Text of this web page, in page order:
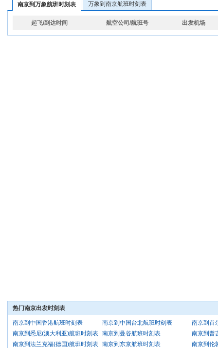
南京到万象航班时刻表 万象到南京航班时刻表
起飞/到达时间 航空公司/航班号 出发机场
热门南京出发时刻表
南京到中国香港航班时刻表 南京到中国台北航班时刻表
南京到首
南京到悉尼(澳大利亚)航班时刻表 南京到曼谷航班时刻表
南京到普
南京到法兰克福(德国)航班时刻表 南京到东京航班时刻表 南京到伦